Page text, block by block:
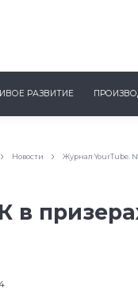
№27 (225)
РАЗВИТИЕ
Новости Журнал YourTube.
в